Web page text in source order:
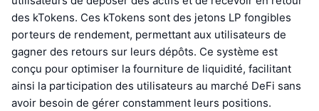
des kTokens. Ces kTokens sont des jetons LP fongibles
porteurs de rendement, permettant aux utilisateurs de
gagner des retours sur leurs dépôts. Ce système est
conçu pour optimiser la fourniture de liquidité, facilitant
ainsi la participation des utilisateurs au marché DeFi sans
avoir besoin de gérer constamment leurs positions.